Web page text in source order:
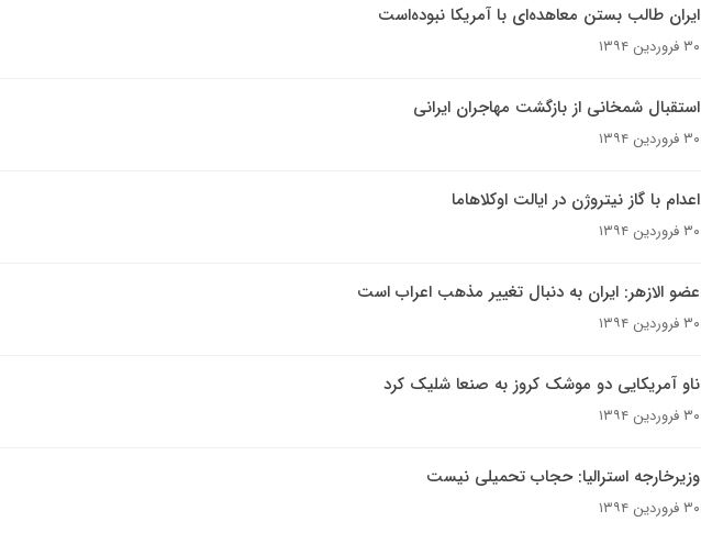
ایران طالب بستن معاهده‌ای با آمریکا نبوده‌است
۳۰ فروردین ۱۳۹۴
استقبال شمخانی از بازگشت مهاجران ایرانی
۳۰ فروردین ۱۳۹۴
اعدام با گاز نیتروژن در ایالت اوکلاهاما
۳۰ فروردین ۱۳۹۴
عضو الازهر: ایران به دنبال تغییر مذهب اعراب است
۳۰ فروردین ۱۳۹۴
ناو آمریکایی دو موشک کروز به صنعا شلیک کرد
۳۰ فروردین ۱۳۹۴
وزیرخارجه استرالیا: حجاب تحمیلی نیست
۳۰ فروردین ۱۳۹۴